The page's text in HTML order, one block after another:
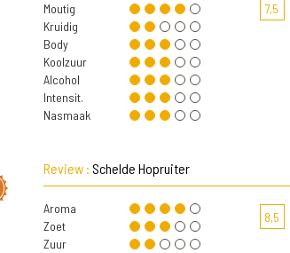
Moutig
Kruidig
Body
Koolzuur
Alcohol
Intensit.
Nasmaak
7,5
Review : Schelde Hopruiter
Aroma
Zoet
Zuur
8,5